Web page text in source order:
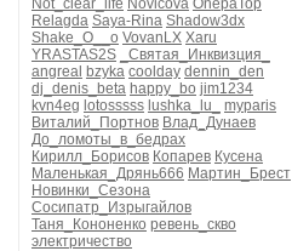
Not_clear_life Novicova OnepaTop
Relagda Saya-Rina Shadow3dx
Shake_O__o VovanLX Xaru
YRASTAS2S
_Святая_Инквизция_
angreal bzyka coolday dennin_den
dj_denis_beta happy_bo jim1234
kvn4eg lotosssss lushka_lu_
myparis
Виталий_Портнов Влад_Дунаев
До_ломоты_в_бедрах
Кирилл_Борисов Копарев Кусена
Маленькая_Дрянь666 Мартин_Брест
Новинки_Сезона
Сосипатр_Изрыгайлов
Таня_Кононенко ревень_скво
электричество